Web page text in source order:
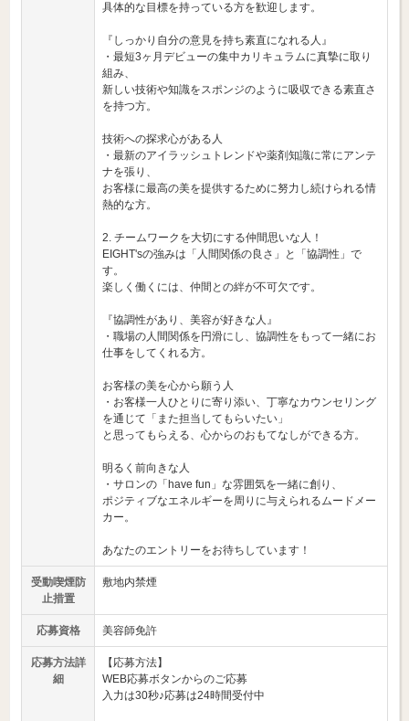
具体的な目標を持っている方を歓迎します。
『しっかり自分の意見を持ち素直になれる人』
・最短3ヶ月デビューの集中カリキュラムに真摯に取り
組み、
新しい技術や知識をスポンジのように吸収できる素直さ
を持つ方。
技術への探求心がある人
・最新のアイラッシュトレンドや薬剤知識に常にアンテ
ナを張り、
お客様に最高の美を提供するために努力し続けられる情
熱的な方。
2. チームワークを大切にする仲間思いな人！
EIGHT'sの強みは「人間関係の良さ」と「協調性」で
す。
楽しく働くには、仲間との絆が不可欠です。
『協調性があり、美容が好きな人』
・職場の人間関係を円滑にし、協調性をもって一緒にお
仕事をしてくれる方。
お客様の美を心から願う人
・お客様一人ひとりに寄り添い、丁寧なカウンセリング
を通じて「また担当してもらいたい」
と思ってもらえる、心からのおもてなしができる方。
明るく前向きな人
・サロンの「have fun」な雰囲気を一緒に創り、
ポジティブなエネルギーを周りに与えられるムードメー
カー。
あなたのエントリーをお待ちしています！
受動喫煙防
止措置
敷地内禁煙
応募資格 美容師免許
応募方法詳
細
【応募方法】
WEB応募ボタンからのご応募
入力は30秒♪応募は24時間受付中